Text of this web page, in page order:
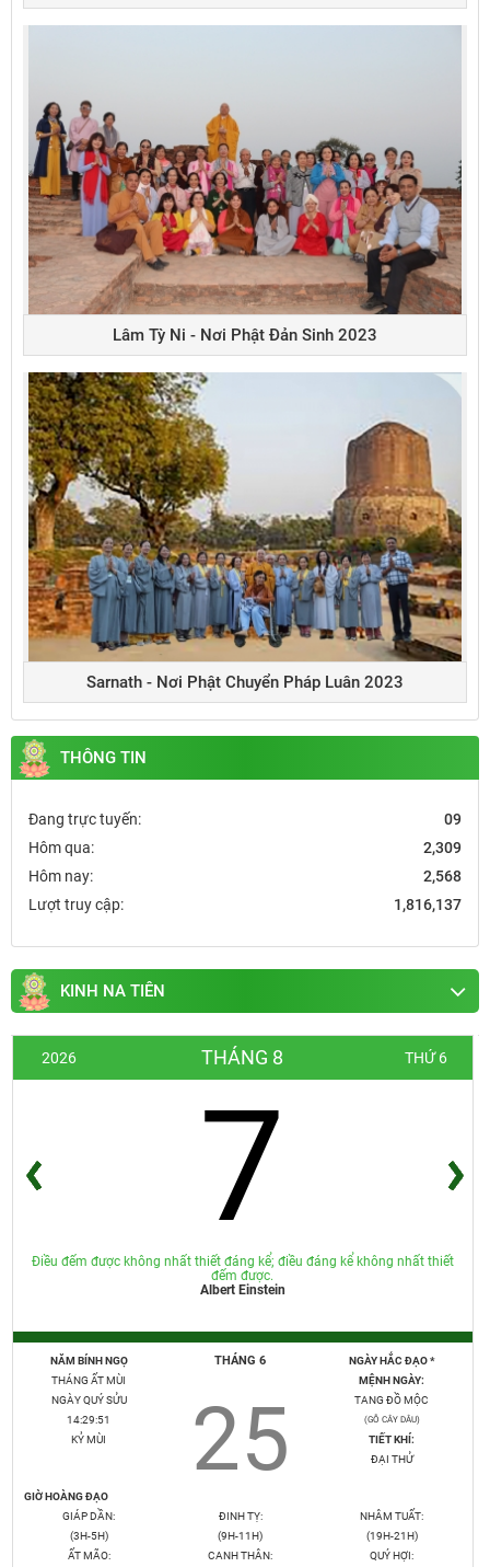
Lâm Tỳ Ni - Nơi Phật Đản Sinh 2023
Sarnath - Nơi Phật Chuyển Pháp Luân 2023
THÔNG TIN
Đang trực tuyến:
09
Hôm qua:
2,309
Hôm nay:
2,568
Lượt truy cập:
1,816,137
KINH NA TIÊN
2026 THÁNG 8 THỨ 6
7
Điều đếm được không nhất thiết đáng kể; điều đáng kể không nhất thiết
đếm được.
Albert Einstein
NĂM BÍNH NGỌ
THÁNG ẤT MÙI
NGÀY QUÝ SỬU
14:29:52
KỶ MÙI
THÁNG 6
25
NGÀY HẮC ĐẠO *
MỆNH NGÀY:
TANG ĐỒ MỘC
(GỖ CÂY DÂU)
TIẾT KHÍ:
ĐẠI THỬ
GIỜ HOÀNG ĐẠO
GIÁP DẦN:
(3H-5H)
ẤT MÃO:
ĐINH TỴ:
(9H-11H)
CANH THÂN:
NHÂM TUẤT:
(19H-21H)
QUÝ HỢI: